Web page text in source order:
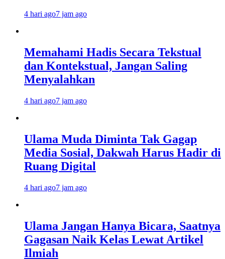
4 hari ago7 jam ago
Memahami Hadis Secara Tekstual
dan Kontekstual, Jangan Saling
Menyalahkan
4 hari ago7 jam ago
Ulama Muda Diminta Tak Gagap
Media Sosial, Dakwah Harus Hadir di
Ruang Digital
4 hari ago7 jam ago
Ulama Jangan Hanya Bicara, Saatnya
Gagasan Naik Kelas Lewat Artikel
Ilmiah